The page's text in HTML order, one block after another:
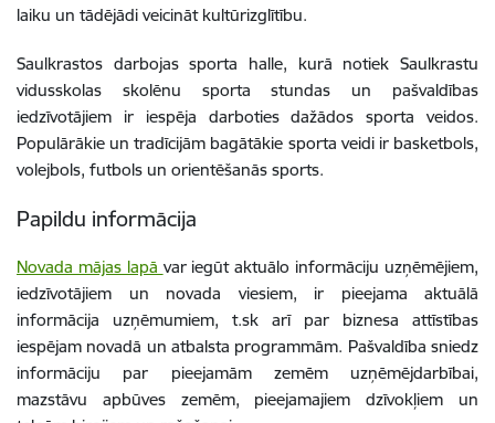
laiku un tādējādi veicināt kultūrizglītību.
Saulkrastos darbojas sporta halle, kurā notiek Saulkrastu
vidusskolas skolēnu sporta stundas un pašvaldības
iedzīvotājiem ir iespēja darboties dažādos sporta veidos.
Populārākie un tradīcijām bagātākie sporta veidi ir basketbols,
volejbols, futbols un orientēšanās sports.
Papildu informācija
Novada mājas lapā var iegūt aktuālo informāciju uzņēmējiem,
iedzīvotājiem un novada viesiem, ir pieejama aktuālā
informācija uzņēmumiem, t.sk arī par biznesa attīstības
iespējam novadā un atbalsta programmām. Pašvaldība sniedz
informāciju par pieejamām zemēm uzņēmējdarbībai,
mazstāvu apbūves zemēm, pieejamajiem dzīvokļiem un